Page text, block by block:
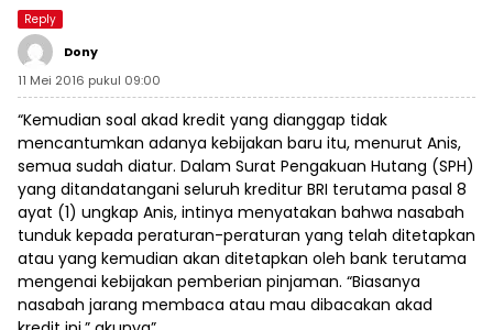
Reply
Dony
11 Mei 2016 pukul 09:00
“Kemudian soal akad kredit yang dianggap tidak
mencantumkan adanya kebijakan baru itu, menurut Anis,
semua sudah diatur. Dalam Surat Pengakuan Hutang (SPH)
yang ditandatangani seluruh kreditur BRI terutama pasal 8
ayat (1) ungkap Anis, intinya menyatakan bahwa nasabah
tunduk kepada peraturan-peraturan yang telah ditetapkan
atau yang kemudian akan ditetapkan oleh bank terutama
mengenai kebijakan pemberian pinjaman. “Biasanya
nasabah jarang membaca atau mau dibacakan akad